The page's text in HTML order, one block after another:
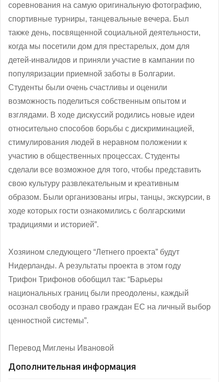
соревнования на самую оригинальную фотографию,
спортивные турниры, танцевальные вечера. Был
также день, посвященной социальной деятельности,
когда мы посетили дом для престарелых, дом для
детей-инвалидов и приняли участие в кампании по
популяризации приемной заботы в Болгарии.
Студенты были очень счастливы и оценили
возможность поделиться собственным опытом и
взглядами. В ходе дискуссий родились новые идеи
относительно способов борьбы с дискриминацией,
стимулирования людей в неравном положении к
участию в общественных процессах. Студенты
сделали все возможное для того, чтобы представить
свою культуру развлекательным и креативным
образом. Были организованы игры, танцы, экскурсии, в
ходе которых гости ознакомились с болгарскими
традициями и историей”.
Хозяином следующего “Летнего проекта” будут
Нидерланды. А результаты проекта в этом году
Трифон Трифонов обобщил так: “Барьеры
национальных границ были преодолены, каждый
осознал свободу и право граждан ЕС на личный выбор
ценностной системы”.
Перевод Миглены Ивановой
Дополнительная информация